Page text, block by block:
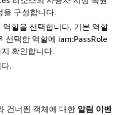
을 구성합니다.
역할을 선택합니다. 기본 역할
선택한 역할에 iam:PassRole
확인합니다.
.
건너뛴 객체에 대한 알림 이벤